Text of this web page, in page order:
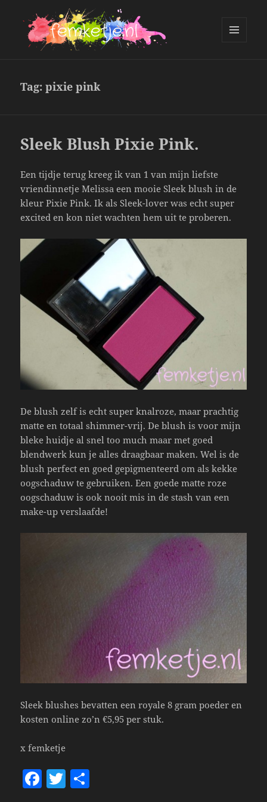
Tag:pixie pink
Sleek Blush Pixie Pink.
Een tijdje terug kreeg ik van 1 van mijn liefste
vriendinnetje Melissa een mooie Sleek blush in de
kleur Pixie Pink. Ik als Sleek-lover was echt super
excited en kon niet wachten hem uit te proberen.
De blush zelf is echt super knalroze, maar prachtig
matte en totaal shimmer-vrij. De blush is voor mijn
bleke huidje al snel too much maar met goed
blendwerk kun je alles draagbaar maken. Wel is de
blush perfect en goed gepigmenteerd om als kekke
oogschaduw te gebruiken. Een goede matte roze
oogschaduw is ook nooit mis in de stash van een
make-up verslaafde!
Sleek blushes bevatten een royale 8 gram poeder en
kosten online zo’n €5,95 per stuk.
x femketje
F T